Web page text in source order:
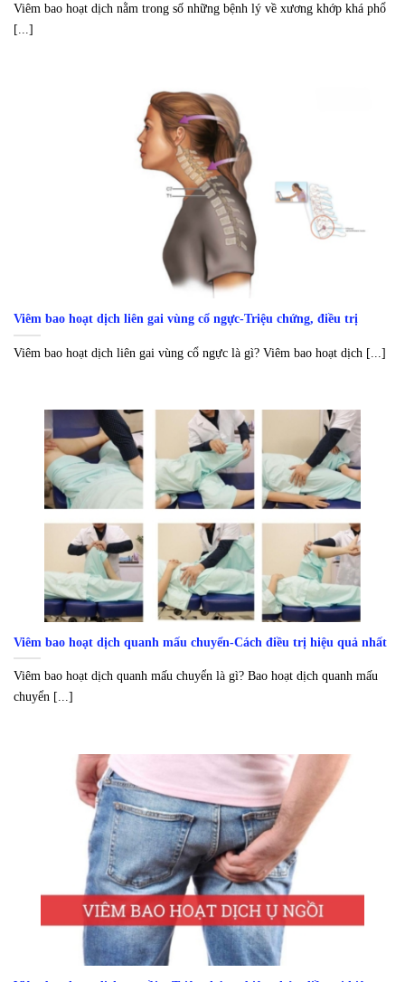
Viêm bao hoạt dịch nằm trong số những bệnh lý về xương khớp khá phổ
[...]
Viêm bao hoạt dịch liên gai vùng cổ ngực-Triệu chứng, điều trị
Viêm bao hoạt dịch liên gai vùng cổ ngực là gì? Viêm bao hoạt dịch [...]
Viêm bao hoạt dịch quanh mấu chuyển-Cách điều trị hiệu quả nhất
Viêm bao hoạt dịch quanh mấu chuyển là gì? Bao hoạt dịch quanh mấu
chuyển [...]